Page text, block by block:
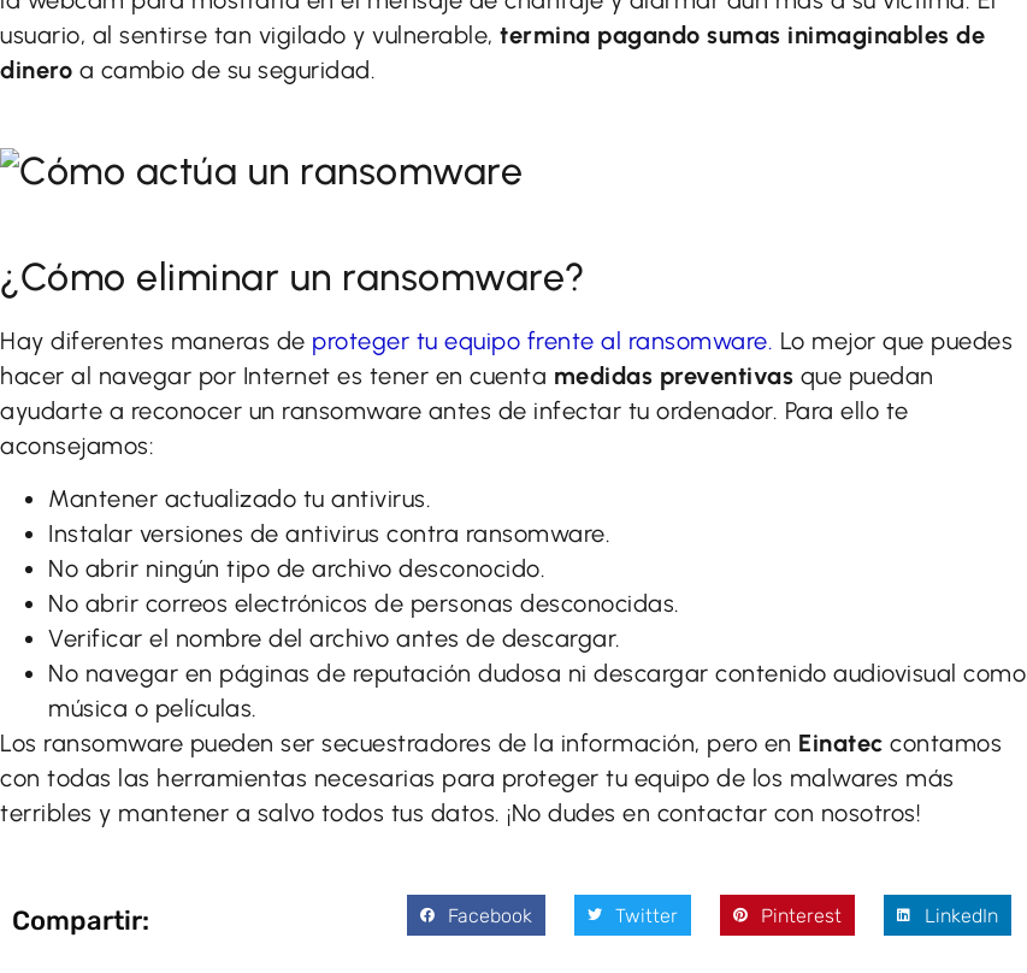
usuario, al sentirse tan vigilado y vulnerable, termina pagando sumas inimaginables de
dinero a cambio de su seguridad.
¿Cómo eliminar un ransomware?
Hay diferentes maneras de proteger tu equipo frente al ransomware. Lo mejor que puedes
hacer al navegar por Internet es tener en cuenta medidas preventivas que puedan
ayudarte a reconocer un ransomware antes de infectar tu ordenador. Para ello te
aconsejamos:
Mantener actualizado tu antivirus.
Instalar versiones de antivirus contra ransomware.
No abrir ningún tipo de archivo desconocido.
No abrir correos electrónicos de personas desconocidas.
Verificar el nombre del archivo antes de descargar.
No navegar en páginas de reputación dudosa ni descargar contenido audiovisual como
música o películas.
Los ransomware pueden ser secuestradores de la información, pero en Einatec contamos
con todas las herramientas necesarias para proteger tu equipo de los malwares más
terribles y mantener a salvo todos tus datos. ¡No dudes en contactar con nosotros!
Compartir: Facebook Twitter Pinterest LinkedIn